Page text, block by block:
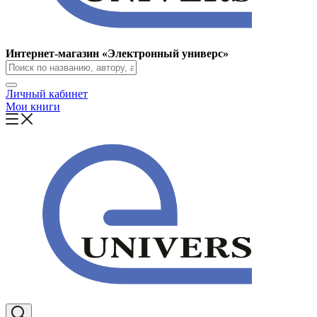
Интернет-магазин «Электронный универс»
Личный кабинет
Мои книги